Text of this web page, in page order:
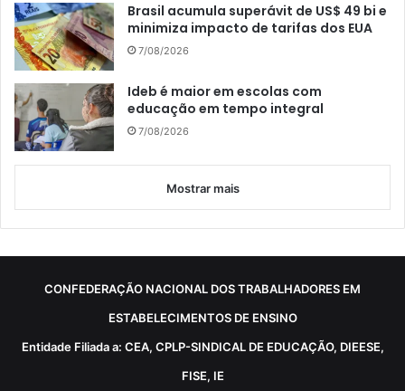
Brasil acumula superávit de US$ 49 bi e
minimiza impacto de tarifas dos EUA
7/08/2026
Ideb é maior em escolas com
educação em tempo integral
7/08/2026
Mostrar mais
CONFEDERAÇÃO NACIONAL DOS TRABALHADORES EM
ESTABELECIMENTOS DE ENSINO
Entidade Filiada a: CEA, CPLP-SINDICAL DE EDUCAÇÃO, DIEESE,
FISE, IE